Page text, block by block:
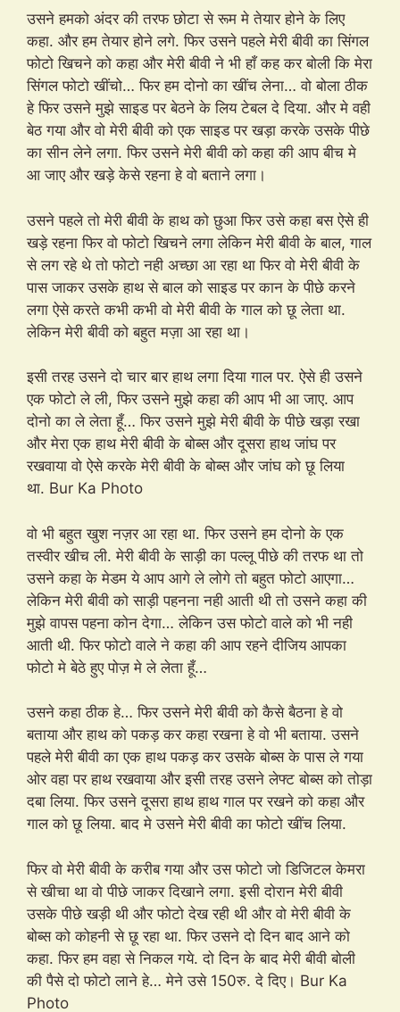
उसने हमको अंदर की तरफ छोटा से रूम मे तेयार होने के लिए
कहा. और हम तेयार होने लगे. फिर उसने पहले मेरी बीवी का सिंगल
फोटो खिचने को कहा और मेरी बीवी ने भी हाँ कह कर बोली कि मेरा
सिंगल फोटो खींचो… फिर हम दोनो का खींच लेना… वो बोला ठीक
हे फिर उसने मुझे साइड पर बेठने के लिय टेबल दे दिया. और मे वही
बेठ गया और वो मेरी बीवी को एक साइड पर खड़ा करके उसके पीछे
का सीन लेने लगा. फिर उसने मेरी बीवी को कहा की आप बीच मे
आ जाए और खड़े केसे रहना हे वो बताने लगा।
उसने पहले तो मेरी बीवी के हाथ को छुआ फिर उसे कहा बस ऐसे ही
खड़े रहना फिर वो फोटो खिचने लगा लेकिन मेरी बीवी के बाल, गाल
से लग रहे थे तो फोटो नही अच्छा आ रहा था फिर वो मेरी बीवी के
पास जाकर उसके हाथ से बाल को साइड पर कान के पीछे करने
लगा ऐसे करते कभी कभी वो मेरी बीवी के गाल को छू लेता था.
लेकिन मेरी बीवी को बहुत मज़ा आ रहा था।
इसी तरह उसने दो चार बार हाथ लगा दिया गाल पर. ऐसे ही उसने
एक फोटो ले ली, फिर उसने मुझे कहा की आप भी आ जाए. आप
दोनो का ले लेता हूँ… फिर उसने मुझे मेरी बीवी के पीछे खड़ा रखा
और मेरा एक हाथ मेरी बीवी के बोब्स और दूसरा हाथ जांघ पर
रखवाया वो ऐसे करके मेरी बीवी के बोब्स और जांघ को छू लिया
था. Bur Ka Photo
वो भी बहुत खुश नज़र आ रहा था. फिर उसने हम दोनो के एक
तस्वीर खीच ली. मेरी बीवी के साड़ी का पल्लू पीछे की तरफ था तो
उसने कहा के मेडम ये आप आगे ले लोगे तो बहुत फोटो आएगा…
लेकिन मेरी बीवी को साड़ी पहनना नही आती थी तो उसने कहा की
मुझे वापस पहना कोन देगा… लेकिन उस फोटो वाले को भी नही
आती थी. फिर फोटो वाले ने कहा की आप रहने दीजिय आपका
फोटो मे बेठे हुए पोज़ मे ले लेता हूँ…
उसने कहा ठीक हे… फिर उसने मेरी बीवी को कैसे बैठना हे वो
बताया और हाथ को पकड़ कर कहा रखना हे वो भी बताया. उसने
पहले मेरी बीवी का एक हाथ पकड़ कर उसके बोब्स के पास ले गया
ओर वहा पर हाथ रखवाया और इसी तरह उसने लेफ्ट बोब्स को तोड़ा
दबा लिया. फिर उसने दूसरा हाथ हाथ गाल पर रखने को कहा और
गाल को छू लिया. बाद मे उसने मेरी बीवी का फोटो खींच लिया.
फिर वो मेरी बीवी के करीब गया और उस फोटो जो डिजिटल केमरा
से खीचा था वो पीछे जाकर दिखाने लगा. इसी दोरान मेरी बीवी
उसके पीछे खड़ी थी और फोटो देख रही थी और वो मेरी बीवी के
बोब्स को कोहनी से छू रहा था. फिर उसने दो दिन बाद आने को
कहा. फिर हम वहा से निकल गये. दो दिन के बाद मेरी बीवी बोली
की पैसे दो फोटो लाने हे… मेने उसे 150रु. दे दिए। Bur Ka
Photo